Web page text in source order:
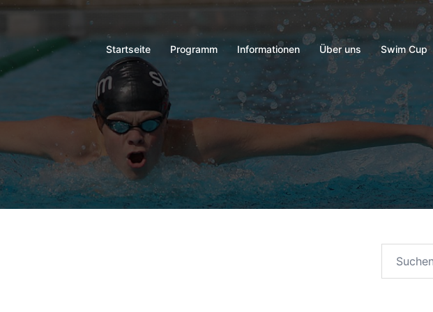
Startseite Programm Informationen Über uns Swim Cup